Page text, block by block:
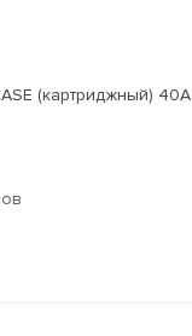
(картриджный) 40A